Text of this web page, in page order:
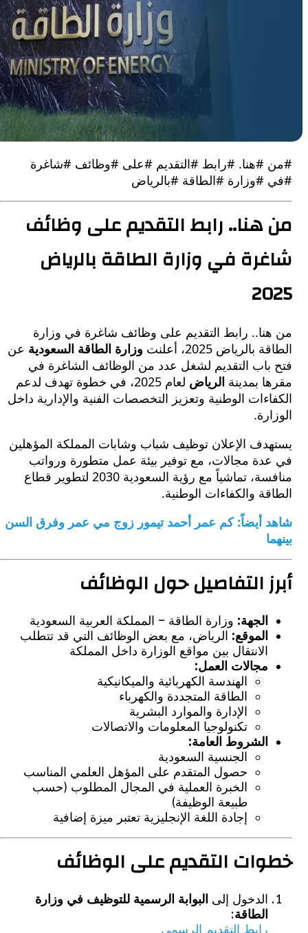
#رابط #التقديم #على #وظائف #شاغرة
#الطاقة #بالرياض
رابط التقديم على وظائف
في وزارة الطاقة بالرياض
رابط التقديم على وظائف شاغرة في وزارة
2025، أعلنت
وزارة الطاقة السعوديةعن
التقديم لشغل عدد من الوظائف الشاغرة في
بمدينة الرياض
لعام 2025، في خطوة تهدف لدعم
الوطنية وتعزيز التخصصات الفنية والإدارية داخل
الإعلان توظيف شباب وشابات المملكة المؤهلين
مجالات، مع توفير بيئة عمل متطورة ورواتب
منافسة، تماشياً مع رؤية السعودية 2030 لتطوير قطاع
والكفاءات الوطنية.
أيضاً: كم عمر أحمد تيمور زوج مي عمر وفرق السن
التفاصيل حول الوظائف
الجهة: وزارة الطاقة – المملكة العربية السعودية
الموقع:
الرياض، مع بعض الوظائف التي قد تتطلب
الانتقال بين مواقع الوزارة داخل المملكة
مجالات العمل:
الهندسة الكهربائية والميكانيكية
الطاقة المتجددة والكهرباء
الإدارة والموارد البشرية
تكنولوجيا المعلومات والاتصالات
الشروط العامة:
الجنسية السعودية
حصول المتقدم على المؤهل العلمي المناسب
الخبرة العملية في المجال المطلوب (حسب
طبيعة الوظيفة)
إجادة اللغة الإنجليزية تعتبر ميزة إضافية
التقديم على الوظائف
الدخول إلىالبوابة الرسمية للتوظيف في وزارة
رابط التقديم الرسمي